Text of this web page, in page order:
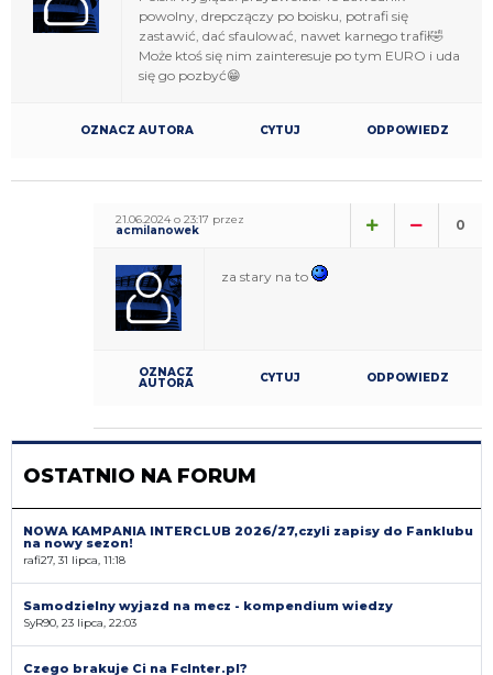
powolny, drepczączy po boisku, potrafi się
zastawić, dać sfaulować, nawet karnego trafił🤣
Może ktoś się nim zainteresuje po tym EURO i uda
się go pozbyć😁
OZNACZ AUTORA CYTUJ ODPOWIEDZ
21.06.2024 o 23:17 przez
acmilanowek 0
za stary na to
OZNACZ
AUTORA CYTUJ ODPOWIEDZ
OSTATNIO NA FORUM
NOWA KAMPANIA INTERCLUB 2026/27,czyli zapisy do Fanklubu
na nowy sezon!
rafi27, 31 lipca, 11:18
Samodzielny wyjazd na mecz - kompendium wiedzy
SyR90, 23 lipca, 22:03
Czego brakuje Ci na FcInter.pl?